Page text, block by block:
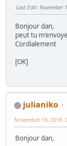
Last Edit: November
Bonjour dan,
peut tu
Cordialement
[OK]
julianiko
November 18, 2018,
Bonjour dan,